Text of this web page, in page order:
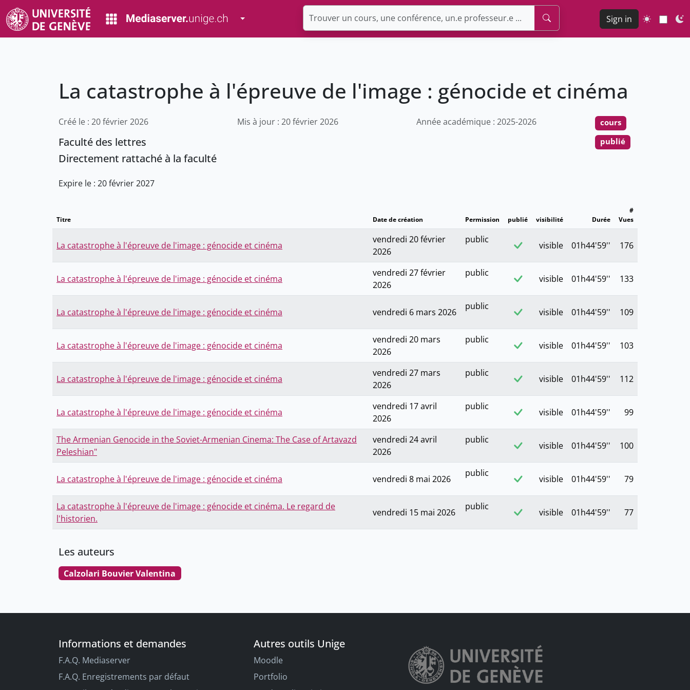
Toggle Dropdown Sign in
La catastrophe à l'épreuve de l'image : génocide et cinéma
Créé le : 20 février 2026 Mis à jour : 20 février 2026 Année académique : 2025-2026
Faculté des lettres
Directement rattaché à la faculté
Expire le : 20 février 2027
cours
publié
Titre Date de création Permission publié visibilité Durée
#
Vues
La catastrophe à l'épreuve de l'image : génocide et cinéma
vendredi 20 février
2026
public
visible 01h44'59'' 176
La catastrophe à l'épreuve de l'image : génocide et cinéma
vendredi 27 février
2026
public
visible 01h44'59'' 133
La catastrophe à l'épreuve de l'image : génocide et cinéma vendredi 6 mars 2026
public
visible 01h44'59'' 109
La catastrophe à l'épreuve de l'image : génocide et cinéma
vendredi 20 mars
2026
public
visible 01h44'59'' 103
La catastrophe à l'épreuve de l'image : génocide et cinéma
vendredi 27 mars
2026
public
visible 01h44'59'' 112
La catastrophe à l'épreuve de l'image : génocide et cinéma
vendredi 17 avril
2026
public
visible 01h44'59'' 99
The Armenian Genocide in the Soviet-Armenian Cinema: The Case of Artavazd
Peleshian"
vendredi 24 avril
2026
public
visible 01h44'59'' 100
La catastrophe à l'épreuve de l'image : génocide et cinéma vendredi 8 mai 2026
public
visible 01h44'59'' 79
La catastrophe à l'épreuve de l'image : génocide et cinéma. Le regard de
l'historien.
vendredi 15 mai 2026
public
visible 01h44'59'' 77
Les auteurs
Calzolari Bouvier Valentina
Informations et demandes
F.A.Q. Mediaserver
F.A.Q. Enregistrements par défaut
Autres outils Unige
Moodle
Portfolio